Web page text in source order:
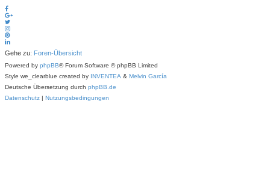
Gehe zu: Foren-Übersicht
Powered by phpBB® Forum Software © phpBB Limited
Style we_clearblue created by INVENTEA & Melvin García
Deutsche Übersetzung durch phpBB.de
Datenschutz | Nutzungsbedingungen